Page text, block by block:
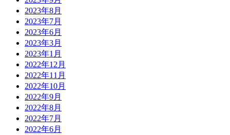
2023年8月
2023年7月
2023年6月
2023年3月
2023年1月
2022年12月
2022年11月
2022年10月
2022年9月
2022年8月
2022年7月
2022年6月